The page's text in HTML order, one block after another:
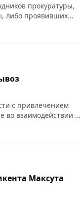
прокуратуры,
либо проявивших
административным
с привлечением
во взаимодействии с
незаконный канал
Максута